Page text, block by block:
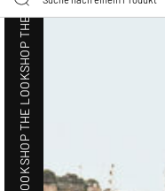
SHOP THE LOOK
SHOP THE LOOK